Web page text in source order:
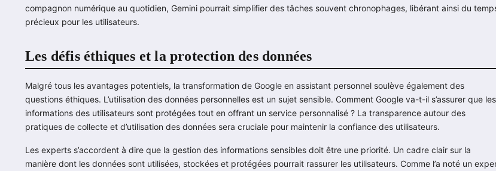
compagnon numérique au quotidien, Gemini pourrait simplifier des tâches souvent chronophages, libérant ainsi du
précieux pour les utilisateurs.
Les défis éthiques et la protection des données
Malgré tous les avantages potentiels, la transformation de Google en assistant personnel soulève également des
questions éthiques. L’utilisation des données personnelles est un sujet sensible. Comment Google va-t-il s’assurer que les
informations des utilisateurs sont protégées tout en offrant un service personnalisé ? La transparence autour des
pratiques de collecte et d’utilisation des données sera cruciale pour maintenir la confiance des utilisateurs.
Les experts s’accordent à dire que la gestion des informations sensibles doit être une priorité. Un cadre clair sur la
manière dont les données sont utilisées, stockées et protégées pourrait rassurer les utilisateurs. Comme l’a noté un